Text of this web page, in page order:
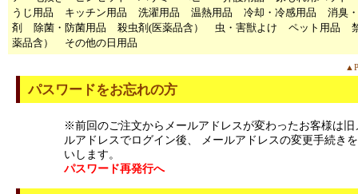
うじ用品
キッチン用品 洗濯用品 温熱用品 冷却・冷感用品
消臭
剤
除菌・防菌用品 殺虫剤(医薬品含） 虫・害獣よけ ペット用品
薬品含）
その他の日用品
パスワードをお忘れの方
※前回のご注文からメールアドレスが変わったお客様は旧
ルアドレスでログイン後、 メールアドレスの変更手続き
いします。
パスワード再発行へ